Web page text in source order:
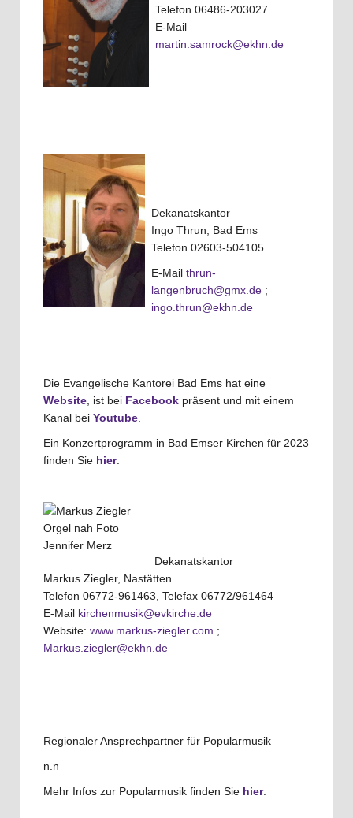
Telefon 06486-203027
E-Mail
martin.samrock@ekhn.de
Dekanatskantor
Ingo Thrun, Bad Ems
Telefon 02603-504105
E-Mail thrun-
langenbruch@gmx.de ;
ingo.thrun@ekhn.de
Die Evangelische Kantorei Bad Ems hat eine
Website, ist bei Facebook präsent und mit einem
Kanal bei Youtube.
Ein Konzertprogramm in Bad Emser Kirchen für 2023
finden Sie hier.
Dekanatskantor
Markus Ziegler, Nastätten
Telefon 06772-961463, Telefax 06772/961464
E-Mail kirchenmusik@evkirche.de
Website: www.markus-ziegler.com ;
Markus.ziegler@ekhn.de
Regionaler Ansprechpartner für Popularmusik
n.n
Mehr Infos zur Popularmusik finden Sie hier.